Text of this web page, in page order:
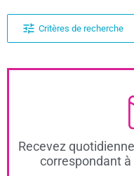
Critères de recherche
Recevez
correspondant